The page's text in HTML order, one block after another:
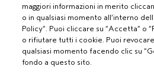
maggiori informazioni in merito
o in qualsiasi momento all’interno
Policy”. Puoi cliccare su “Accetta” o
o rifiutare tutti i cookie. Puoi
qualsiasi momento facendo clic su
fondo a questo sito.